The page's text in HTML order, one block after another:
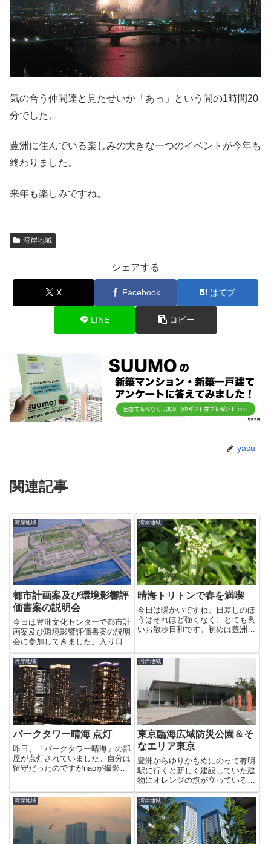
気の合う仲間達と見たせいか「あっ」という間の1時間20
分でした。
豊洲に住んでいる楽しみの大きな一つのイベントが今年も
終わりました。
来年も楽しみですね。
湾岸地域
シェアする
X Facebook はてブ
LINE コピー
yasu
関連記事
湾岸地域
都市計画案及び環境影響評
価書案の説明会
今日は豊洲文化センターで都市計
画案及び環境影響評価書案の説明
会に参加してきました。入り口で
記帳をしてパンフレットを受け取
ります。完成予想図です。（有明
方面上空からみたイメージ図）工
事完了後のモンタージュです。代
表の挨拶の後、スライドを見な
が...
湾岸地域
晴海トリトンで春を満喫
今日は暖かいですね。日差しのほ
うはそれほど強くなく、とても良
いお散歩日和です。初めは豊洲公
ります。春になり、いろんな小さ
な野草の小花が咲き出したので
す。そういえば豊洲に早春を代表
す...
湾岸地域
パークタワー晴海 点灯
昨日、「パークタワー晴海」の部
屋が点灯されていました。自分は
留守だったのですがnaoが撮影し
すね。点灯されるという話をとあ
る筋から聞いていたのですが、、
そのためだったのかな?⇒ パ...
湾岸地域
東京臨海広域防災公園＆そ
なエリア東京
豊洲からゆりかもめにのって有明
駅に行くと新しく建設していた建
物にオレンジの旗が立っているの
が気になりました。実はここ、7
月1日にオープンした東京臨海広
域防災公園に作られた防災体験学
習施設「そなエリア東京」だそう
です。なかには、防災体験ゾー
ン...
湾岸地域 湾岸地域